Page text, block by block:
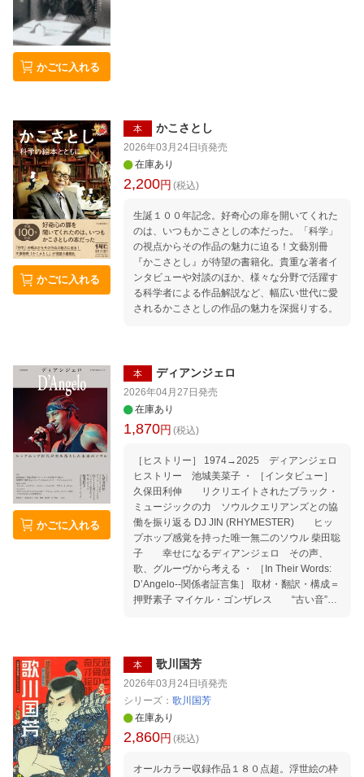
下三蔵 ・ Biography ・ Fragments
かごに入れる
かごに入れる
本 かこさとし
2026年03月24日頃発売
在庫あり
2,200円 (税込)
生誕１００年記念。好奇心の扉を開いてくれた
のは、いつもかこさとしの本だった。「科学」
の視点からその作品の魅力に迫る！文藝別冊
『かこさとし』が待望の書籍化。貴重な著者イ
ンタビューや対談のほか、様々な分野で活躍す
る科学者による作品解説など、幅広い世代に愛
されるかこさとしの作品の魅力を深掘りする。
かごに入れる
本 ディアンジェロ
2026年04月27日 発売
在庫あり
1,870円 (税込)
［ヒストリー］ 1974→2025 ディアンジェロ
ヒストリー 池城美菜子 ・ ［インタビュー］
久保田利伸 リクリエイトされたブラック・
ミュージックの力 ソウルクエリアンズとの協
働を振り返る DJ JIN (RHYMESTER) ヒッ
プホップ感覚を持った唯一無二のソウル 柴田聡
子 幸せになるディアンジェロ その声、
歌、グルーヴから考える ・ ［In Their Words:
D’Angelo--関係者証言集］ 取材・翻訳・構成＝
押野素子 マイケル・ゴンザレス “古い音”で
目指していた ダフニ・A・ブルックス 私た
ちにとってブラックネスとは何を意味するの
いている音はいつも正解だった アラン・リー
ズ 私が目撃したブラック・ミュージックの
系譜 one more voice 押野素子 ディアンジ
松村正人 ボヘミアンたちのスタンダード
本 歌川国芳
2026年03月24日頃発売
シリーズ： 歌川国芳
在庫あり
2,860円 (税込)
オールカラー収録作品１８０点超。浮世絵の枠